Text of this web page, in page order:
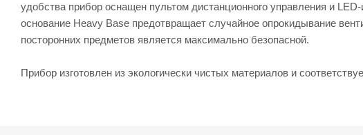
удобства прибор оснащен пультом дистанционного управления и
основание Heavy Base предотвращает случайное опрокидывание
посторонних предметов является максимально безопасной.
Прибор изготовлен из экологически чистых материалов и